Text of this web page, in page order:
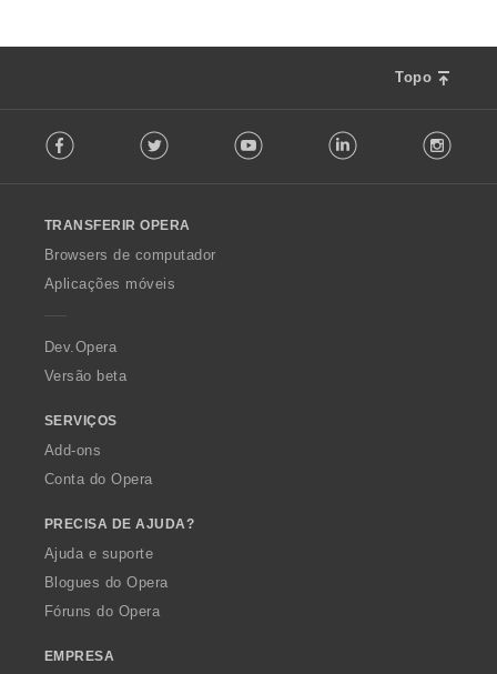
Topo
o
w
O
p
a
Facebook Twitter Youtube LinkedIn
TRANSFERIR OPERA
Browsers de computador
Aplicações móveis
Dev.Opera
Versão beta
SERVIÇOS
Add-ons
Conta do Opera
PRECISA DE AJUDA?
Ajuda e suporte
Blogues do Opera
Fóruns do Opera
EMPRESA